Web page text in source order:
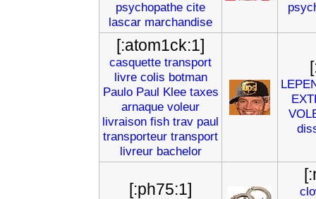
psychopathe cite
lascar marchandise
[:atom1ck:1]
casquette transport
livre colis botman
Paulo Paul Klee taxes
arnaque voleur
livraison fish trav paul
transporteur transport
livreur bachelor
[:ph75:1]